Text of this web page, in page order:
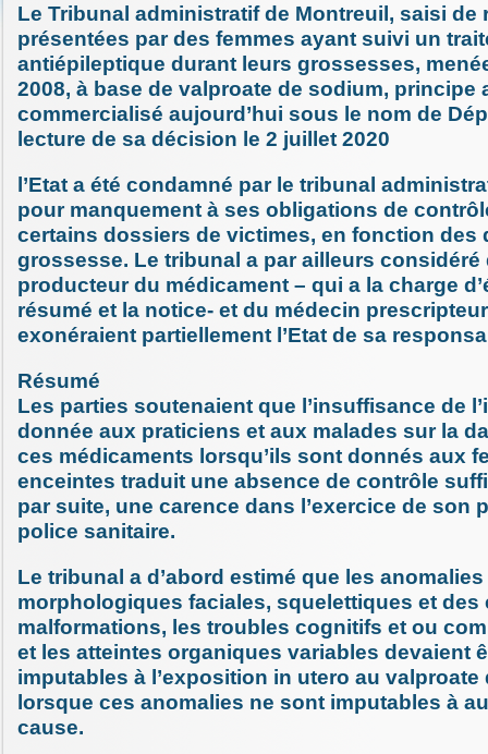
Le Tribunal administratif de Montreuil, saisi de
présentées par des femmes ayant suivi un
antiépileptique durant leurs grossesses,
2008, à base de valproate de sodium, principe
commercialisé aujourd’hui sous le nom de
lecture de sa décision le 2 juillet 2020
l’Etat a été condamné par le tribunal
pour manquement à ses obligations de
certains dossiers de victimes, en fonction des
grossesse. Le tribunal a par ailleurs considéré
producteur du médicament – qui a la charge
résumé et la notice- et du médecin
exonéraient partiellement l’Etat de sa
Résumé
Les parties soutenaient que l’insuffisance de
donnée aux praticiens et aux malades sur la
ces médicaments lorsqu’ils sont donnés aux
enceintes traduit une absence de contrôle
par suite, une carence dans l’exercice de son
police sanitaire.
Le tribunal a d’abord estimé que les anomalies
morphologiques faciales, squelettiques et des
malformations, les troubles cognitifs et ou
et les atteintes organiques variables devaient
imputables à l’exposition in utero au valproate
lorsque ces anomalies ne sont imputables à
cause.